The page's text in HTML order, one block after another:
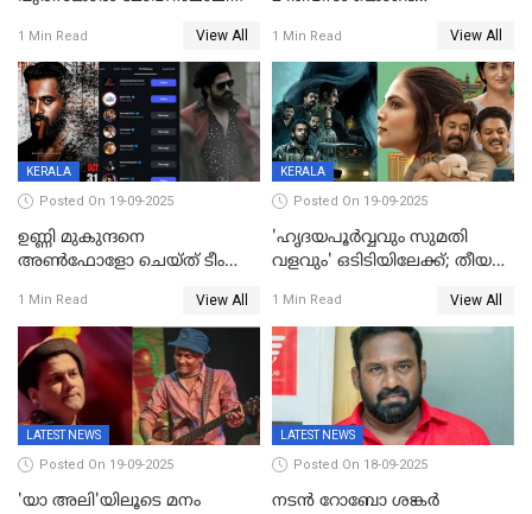
1 Min Read View All
ഇൻഡസ്ട്രി ഹിറ്റ്;
റെക്കോർഡുമായി ലോക
1 Min Read View All
KERALA
Posted On 19-09-2025
ഉണ്ണി മുകുന്ദനെ
അൺഫോളോ ചെയ്ത് ടീം
മാർക്കോയിൽ യാഷ്,
പൃഥ്വിരാജ്,
മമ്മുട്ടി,മോഹൻലാൽ..ചർച്ചകളുമായി
സൈബർലോകവും
1 Min Read View All
KERALA
Posted On 19-09-2025
'ഹൃദയപൂര്‍വ്വവും സുമതി
വളവും' ഒടിടിയിലേക്ക്; തീയതി
1 Min Read View All
LATEST NEWS
Posted On 19-09-2025
'യാ അലി'യിലൂടെ മനം
LATEST NEWS
Posted On 18-09-2025
നടൻ റോബോ ശങ്കർ